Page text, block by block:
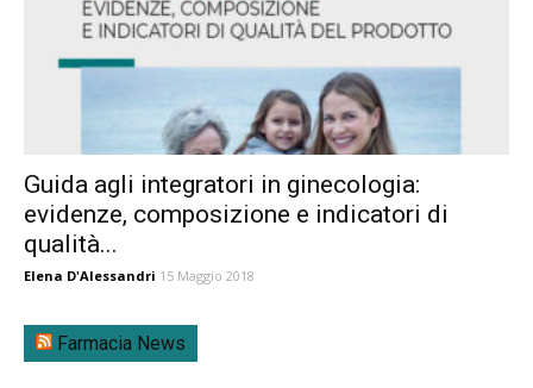
Guida agli integratori in ginecologia:
evidenze, composizione e indicatori di
qualità...
Elena D'Alessandri 15 Maggio 2018
Farmacia News